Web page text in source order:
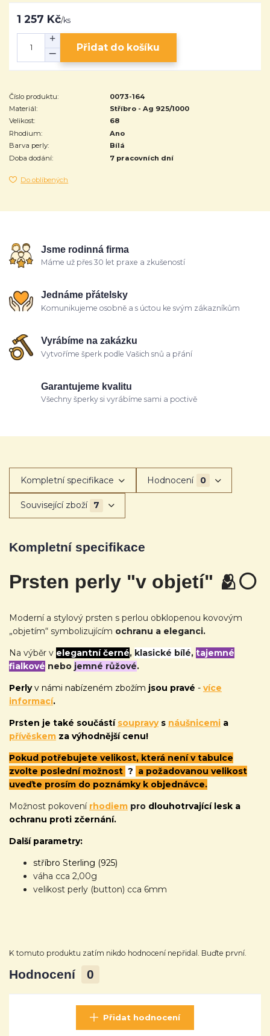
1 257 Kč/ks
Přidat do košíku
Číslo produktu:
0073-164
Materiál:
Stříbro - Ag 925/1000
Velikost:
68
Rhodium:
Ano
Barva perly:
Bílá
Doba dodání:
7 pracovních dní
Do oblíbených
Jsme rodinná firma
Máme už přes 30 let praxe a zkušeností
Jednáme přátelsky
Komunikujeme osobně a s úctou ke svým zákazníkům
Vyrábíme na zakázku
Vytvoříme šperk podle Vašich snů a přání
Garantujeme kvalitu
Všechny šperky si vyrábíme sami a poctivě
Kompletní specifikace Hodnocení 0
Související zboží 7
Kompletní specifikace
Prsten perly "v objetí" 🫂⚪
Moderní a stylový prsten s perlou obklopenou kovovým
„objetím“ symbolizujícím ochranu a eleganci.
Na výběr v elegantní černé, klasické bílé, tajemné
fialkové nebo jemné růžové.
Perlyv námi nabízeném zbožím jsou pravé - více
informací.
Prsten je také součástí soupravys náušnicemi a
přívěskem za výhodnější cenu!
Pokud potřebujete velikost, která není v tabulce
zvolte poslední možnost ? a požadovanou velikost
uveďte prosím do poznámky k objednávce.
Možnost pokovení rhodiem pro dlouhotrvající lesk a
ochranu proti zčernání.
Další parametry:
stříbro Sterling (925)
váha cca 2,00g
velikost perly (button) cca 6mm
Hodnocení 0
K tomuto produktu zatím nikdo hodnocení nepřidal. Buďte první.
Přidat hodnocení